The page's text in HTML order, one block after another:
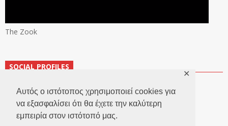
Αυτός ο ιστότοπος χρησιμοποιεί cookies για
να εξασφαλίσει ότι θα έχετε την καλύτερη
εμπειρία στον ιστότοπό μας.
✕
The Zook
SOCIAL PROFILES